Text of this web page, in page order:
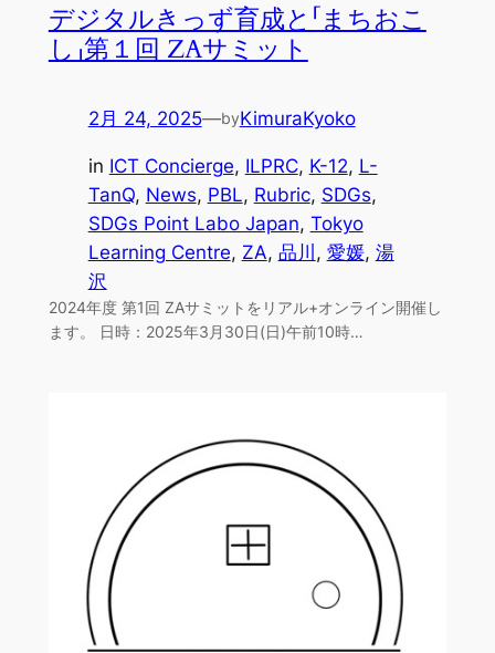
デジタルきっず育成と「まちおこ
し」第１回 ZAサミット
2月 24, 2025—byKimuraKyoko
in ICT Concierge, ILPRC, K-12, L-
TanQ, News, PBL, Rubric, SDGs
SDGs Point Labo Japan, Tokyo
Learning Centre, ZA, 品川 , 愛媛, 湯
沢
2024年度 第1回 ZAサミットをリアル+オンライン開催し
ます。 日時：2025年3月30日(日)午前10時…